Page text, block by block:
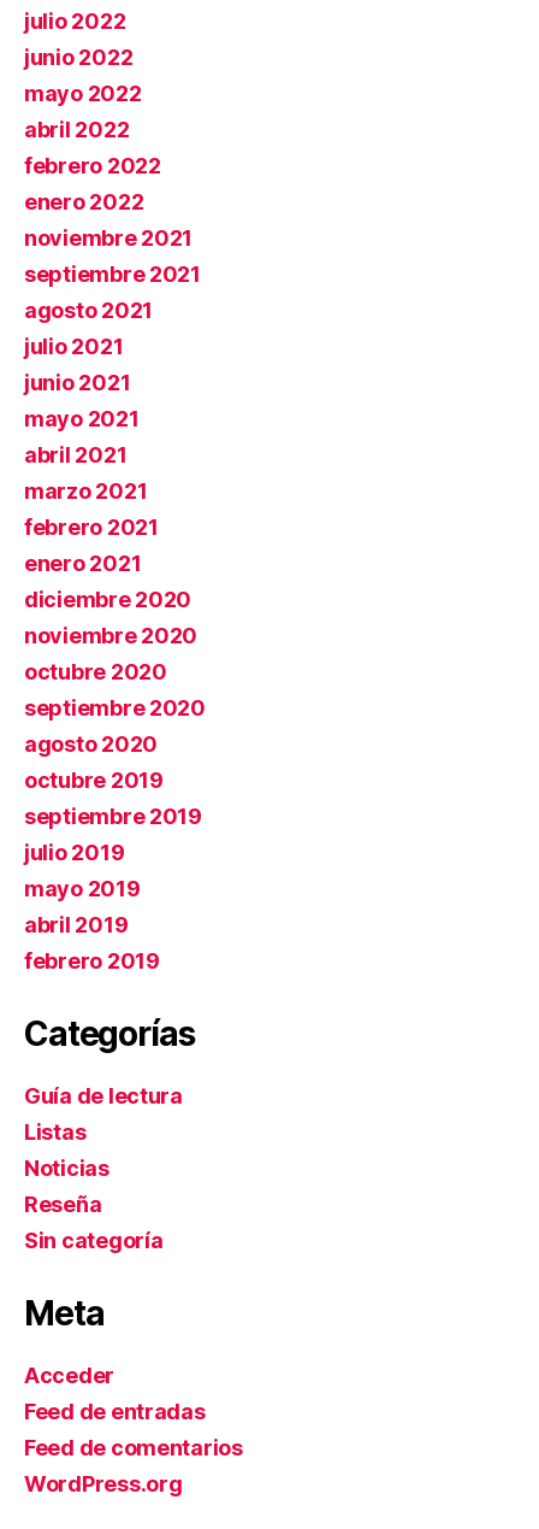
julio 2022
junio 2022
mayo 2022
abril 2022
febrero 2022
enero 2022
noviembre 2021
septiembre 2021
agosto 2021
julio 2021
junio 2021
mayo 2021
abril 2021
marzo 2021
febrero 2021
enero 2021
diciembre 2020
noviembre 2020
octubre 2020
septiembre 2020
agosto 2020
octubre 2019
septiembre 2019
julio 2019
mayo 2019
abril 2019
febrero 2019
Categorías
Guía de lectura
Listas
Noticias
Reseña
Sin categoría
Meta
Acceder
Feed de entradas
Feed de comentarios
WordPress.org